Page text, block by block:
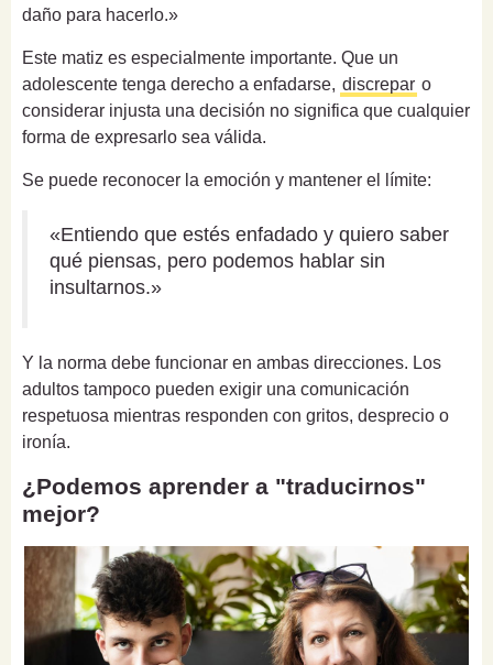
daño para hacerlo.»
Este matiz es especialmente importante. Que un
adolescente tenga derecho a enfadarse, discrepar o
considerar injusta una decisión no significa que cualquier
forma de expresarlo sea válida.
Se puede reconocer la emoción y mantener el límite:
«Entiendo que estés enfadado y quiero saber
qué piensas, pero podemos hablar sin
insultarnos.»
Y la norma debe funcionar en ambas direcciones. Los
adultos tampoco pueden exigir una comunicación
respetuosa mientras responden con gritos, desprecio o
ironía.
¿Podemos aprender a "traducirnos"
mejor?